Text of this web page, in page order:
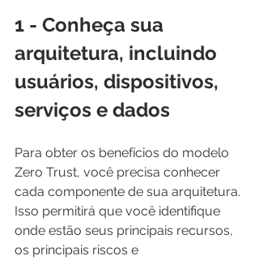
1 - Conheça sua
arquitetura, incluindo
usuários, dispositivos,
serviços e dados
Para obter os benefícios do modelo
Zero Trust, você precisa conhecer
cada componente de sua arquitetura.
Isso permitirá que você identifique
onde estão seus principais recursos,
os principais riscos e